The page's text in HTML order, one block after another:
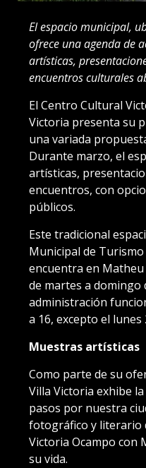
El espacio municipal,
ofrece una agenda de
artísticas,
encuentros culturales
El Centro Cultural
Victoria presenta su
una variada
Durante marzo, el
artísticas,
encuentros, con
públicos.
Este tradicional
Municipal de Turismo
encuentra en
de martes a domingo
administración
a 16, excepto el
Muestras artísticas
Como parte de su
Villa Victoria exhibe
pasos por nuestra
fotográfico y literario
Victoria Ocampo con
su vida.